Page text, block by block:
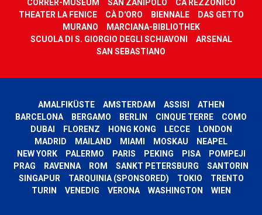
CORRER-MUSEUM
SAN ZANIPOLO
CÀ REZZONICO
THEATER LA FENICE
CÀ D'ORO BIENNALE
DAS GETTO
MURANO
MARCIANA-BIBLIOTHEK
SCUOLA DI S. GIORGIO DEGLI SCHIAVONI
ARSENAL
SAN SEBASTIANO
AMALFIKÜSTE AMSTERDAM ASSISI
ATHEN
BARCELONA
BERGAMO BERLIN CINQUE TERRE
COMO
DUBAI
FLORENZ HONG KONG LECCE
LONDON
MADRID
MAILAND MIAMI MOSKAU
NEAPEL
NEW YORK
PALERMO PARIS PEKING PISA
POMPEJI
PRAG
RAVENNA ROM SANKT PETERSBURG
SANTORIN
SINGAPUR
TARQUINIA (SPONSORED) TOKIO
TRENTO
TURIN
VENEDIG VERONA WASHINGTON WIEN